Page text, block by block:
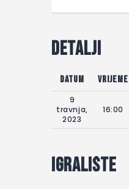
Detalji
Datum Vrijeme
9
travnja,
2023
16:00
Igralište